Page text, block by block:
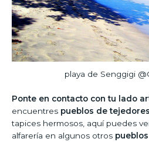
playa de Senggigi
Ponte en contacto con tu lado
encuentres pueblos de tejedores
tapices hermosos, aquí puedes
alfarería en algunos otros